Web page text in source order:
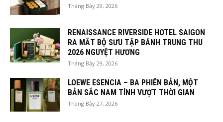
Tháng Bảy 29, 2026
RENAISSANCE RIVERSIDE HOTEL SAIGON
RA MẮT BỘ SƯU TẬP BÁNH TRUNG THU
2026 NGUYỆT HƯƠNG
Tháng Bảy 29, 2026
LOEWE ESENCIA – BA PHIÊN BẢN, MỘT
BẢN SẮC NAM TÍNH VƯỢT THỜI GIAN
Tháng Bảy 27, 2026